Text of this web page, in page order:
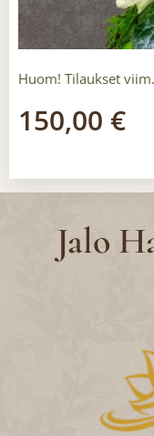
Huom! Tilaukset
150,00 €
Jalo